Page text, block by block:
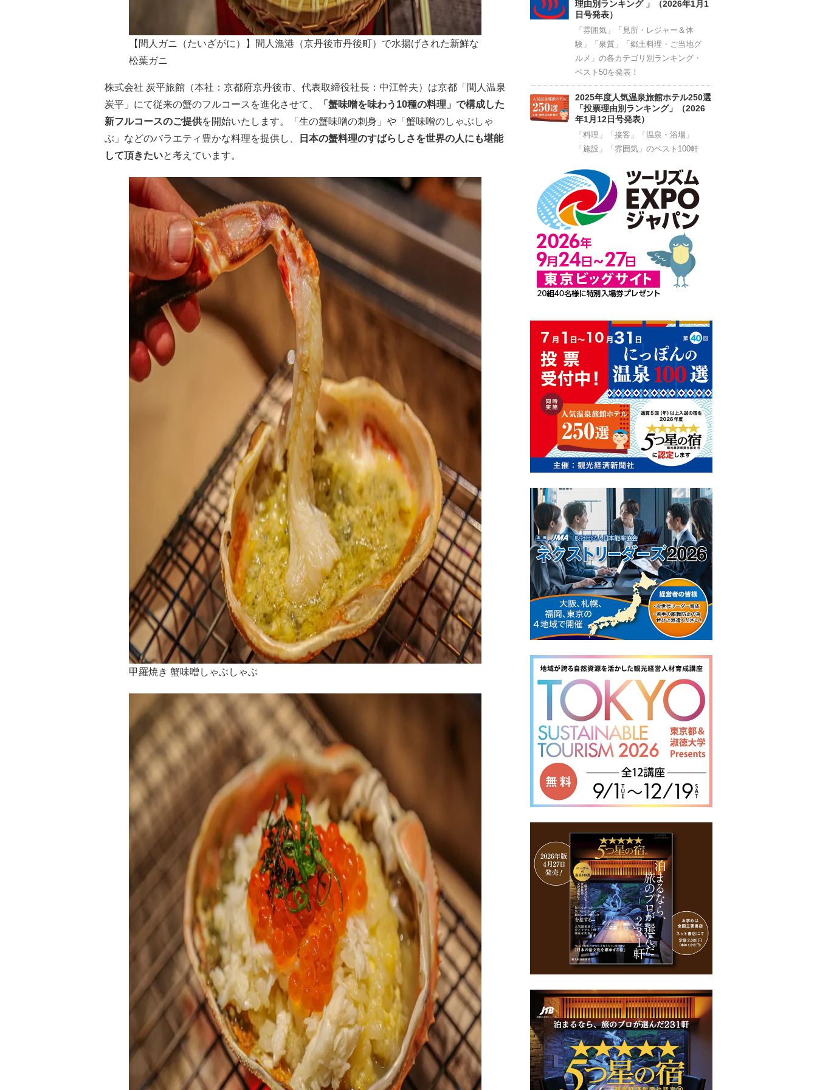
【間人ガニ（たいざがに）】間人漁港（京丹後市丹後町）で水揚げされた新鮮な
松葉ガニ
株式会社 炭平旅館（本社：京都府京丹後市、代表取締役社長：中江幹夫）は京都「間人温泉
炭平」にて従来の蟹のフルコースを進化させて、
「蟹味噌を味わう10種の料理」で構成した
新フルコースのご提供を開始いたします。「生の蟹味噌の刺身」や「蟹味噌のしゃぶしゃ
ぶ」などのバラエティ豊かな料理を提供し、
日本の蟹料理のすばらしさを世界の人にも堪能
して頂きたいと考えています。
甲羅焼き 蟹味噌しゃぶしゃぶ
理由別ランキング 」（2026年1月1
日号発表）
「雰囲気」「見所・レジャー＆体
験」「泉質」「郷土料理・ご当地グ
ルメ」の各カテゴリ別ランキング・
ベスト50を発表！
2025年度人気温泉旅館ホテル250選
「投票理由別ランキング」（2026
年1月12日号発表）
「料理」「接客」「温泉・浴場」
「施設」「雰囲気」のベスト100軒